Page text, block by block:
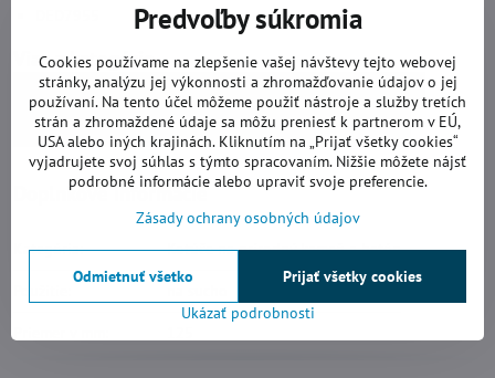
Viac z kategórie
Diamantové leštiace kotúče
Leštenie za sucha
Kotúče na prírodný kameň a betón
125 mm
Doplnkové informácie
Kategória: Kotúče na prírodný kameň a betón
Predvoľby súkromia
Cookies používame na zlepšenie vašej návštevy tejto webovej
stránky, analýzu jej výkonnosti a zhromažďovanie údajov o jej
používaní. Na tento účel môžeme použiť nástroje a služby tretích
strán a zhromaždené údaje sa môžu preniesť k partnerom v EÚ,
USA alebo iných krajinách. Kliknutím na „Prijať všetky cookies“
vyjadrujete svoj súhlas s týmto spracovaním. Nižšie môžete nájsť
podrobné informácie alebo upraviť svoje preferencie.
Zásady ochrany osobných údajov
Ukázať podrobnosti
Prijať všetky cookies
Odmietnuť všetko